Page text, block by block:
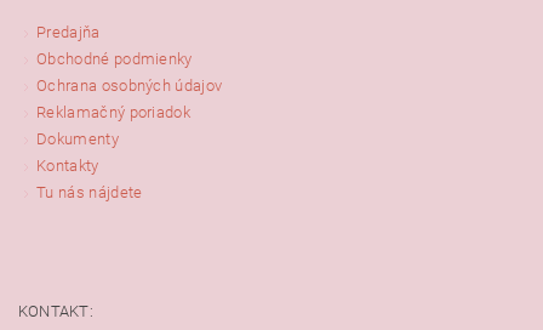
Predajňa
Obchodné podmienky
Ochrana osobných údajov
Reklamačný poriadok
Dokumenty
Kontakty
Tu nás nájdete
KONTAKT: